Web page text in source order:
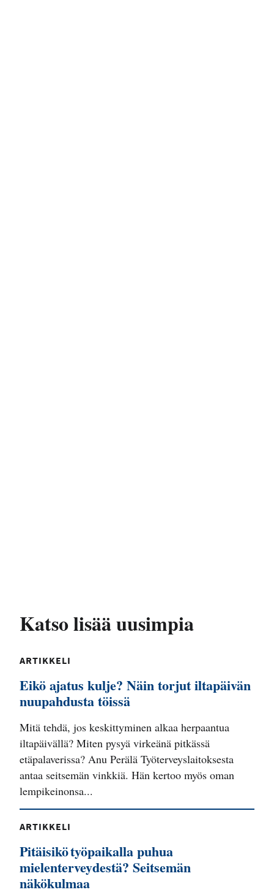
Katso lisää uusimpia
ARTIKKELI
Eikö ajatus kulje? Näin torjut iltapäivän
nuupahdusta töissä
Mitä tehdä, jos keskittyminen alkaa herpaantua
iltapäivällä? Miten pysyä virkeänä pitkässä
etäpalaverissa? Anu Perälä Työterveyslaitoksesta
antaa seitsemän vinkkiä. Hän kertoo myös oman
lempikeinonsa...
ARTIKKELI
Pitäisikö työpaikalla puhua
mielenterveydestä? Seitsemän
näkökulmaa